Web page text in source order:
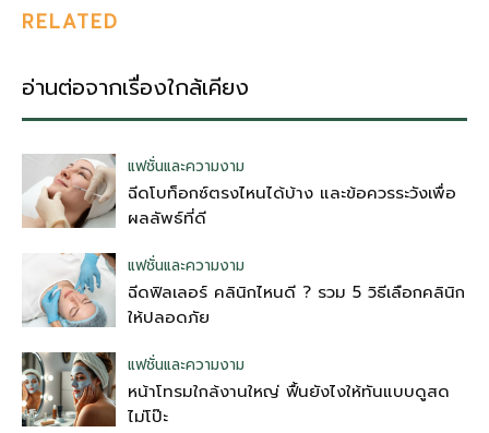
RELATED
อ่านต่อจากเรื่องใกล้เคียง
แฟชั่นและความงาม
ฉีดโบท็อกซ์ตรงไหนได้บ้าง และข้อควรระวังเพื่อ
ผลลัพธ์ที่ดี
แฟชั่นและความงาม
ฉีดฟิลเลอร์ คลินิกไหนดี ? รวม 5 วิธีเลือกคลินิก
ให้ปลอดภัย
แฟชั่นและความงาม
หน้าโทรมใกล้งานใหญ่ ฟื้นยังไงให้ทันแบบดูสด
ไม่โป๊ะ